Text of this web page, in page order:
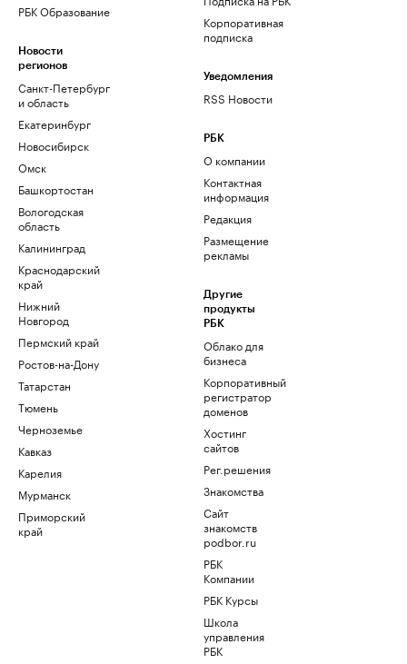
РБК Образование
Новости
регионов
Санкт-Петербург
и область
Екатеринбург
Новосибирск
Омск
Башкортостан
Вологодская
область
Калининград
Краснодарский
край
Нижний
Новгород
Пермский край
Ростов-на-Дону
Татарстан
Тюмень
Черноземье
Кавказ
Карелия
Мурманск
Приморский
край
Корпоративная
подписка
Уведомления
RSS Новости
РБК
О компании
Контактная
информация
Редакция
Размещение
рекламы
Другие
продукты
РБК
Облако для
бизнеса
Корпоративный
регистратор
доменов
Хостинг
сайтов
Рег.решения
Знакомства
Сайт
знакомств
podbor.ru
РБК
Компании
РБК Курсы
Школа
управления
РБК